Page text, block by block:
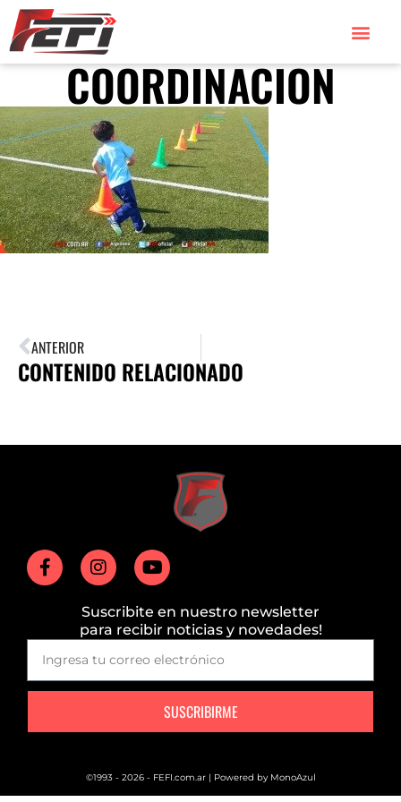
COORDINACION
ANTERIOR
CONTENIDO RELACIONADO
Suscribite en nuestro newsletter
para recibir noticias y novedades!
SUSCRIBIRME
©1993 - 2026 - FEFI.com.ar | Powered by MonoAzul